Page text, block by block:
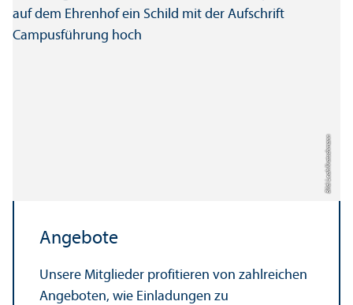
Bild: Leah Kratschmann
Angebote
Unsere Mitglieder profitieren von zahlreichen
Angeboten, wie Einladungen zu